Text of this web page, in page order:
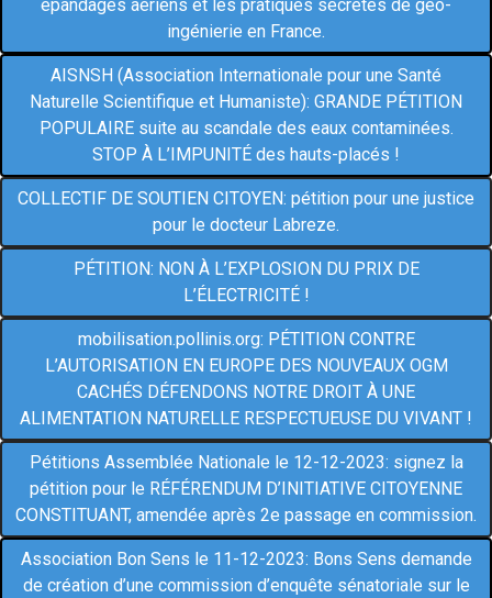
épandages aériens et les pratiques secrètes de géo-
ingénierie en France.
AISNSH (Association Internationale pour une Santé
Naturelle Scientifique et Humaniste): GRANDE PÉTITION
POPULAIRE suite au scandale des eaux contaminées.
STOP À L’IMPUNITÉ des hauts-placés !
COLLECTIF DE SOUTIEN CITOYEN: pétition pour une justice
pour le docteur Labreze.
PÉTITION: NON À L’EXPLOSION DU PRIX DE
L’ÉLECTRICITÉ !
mobilisation.pollinis.org: PÉTITION CONTRE
L’AUTORISATION EN EUROPE DES NOUVEAUX OGM
CACHÉS DÉFENDONS NOTRE DROIT À UNE
ALIMENTATION NATURELLE RESPECTUEUSE DU VIVANT !
Pétitions Assemblée Nationale le 12-12-2023: signez la
pétition pour le RÉFÉRENDUM D’INITIATIVE CITOYENNE
CONSTITUANT, amendée après 2e passage en commission.
Association Bon Sens le 11-12-2023: Bons Sens demande
de création d’une commission d’enquête sénatoriale sur le